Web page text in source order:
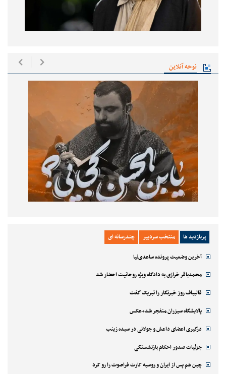
نوحه آنلاین
پربازدید ها منتخب سردبیر چندرسانه ای
آخرین وضعیت پرونده ساعدی‌نیا
محمدباقر خرازی به دادگاه ویژه روحانیت احضار شد
قالیباف روز خبرنگار را تبریک گفت
پالایشگاه سیزران منفجر شد+عکس
درگیری اعضای داعش و جولانی در سیده زینب
جزئیات صدور احکام بازنشستگی
چین هم پس از ایران و روسیه کارت فراصوت را رو کرد